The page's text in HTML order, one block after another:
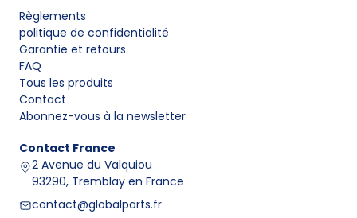
Règlements
politique de confidentialité
Garantie et retours
FAQ
Tous les produits
Contact
Abonnez-vous à la newsletter
Contact France
2 Avenue du Valquiou
93290, Tremblay en France
contact@globalparts.fr